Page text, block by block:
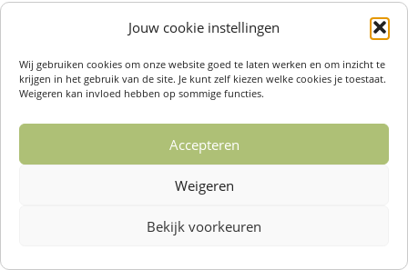
Jouw cookie instellingen
Wij gebruiken cookies om onze website goed te laten werken en om inzicht te
krijgen in het gebruik van de site. Je kunt zelf kiezen welke cookies je toestaat.
Weigeren kan invloed hebben op sommige functies.
Accepteren
Weigeren
Bekijk voorkeuren